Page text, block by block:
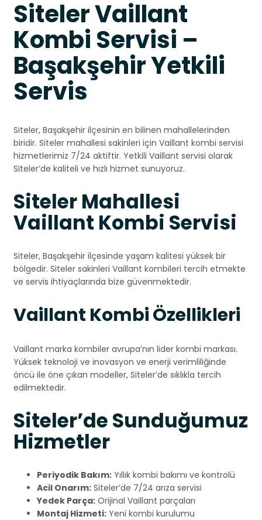
Siteler Vaillant
Kombi Servisi –
Başakşehir Yetkili
Servis
Siteler, Başakşehir ilçesinin en bilinen mahallelerinden
biridir. Siteler mahallesi sakinleri için Vaillant kombi servisi
hizmetlerimiz 7/24 aktiftir. Yetkili Vaillant servisi olarak
Siteler’de kaliteli ve hızlı hizmet sunuyoruz.
Siteler Mahallesi
Vaillant Kombi Servisi
Siteler, Başakşehir ilçesinde yaşam kalitesi yüksek bir
bölgedir. Siteler sakinleri Vaillant kombileri tercih etmekte
ve servis ihtiyaçlarında bize güvenmektedir.
Vaillant Kombi Özellikleri
Vaillant marka kombiler avrupa’nın lider kombi markası.
Yüksek teknoloji ve inovasyon ve enerji verimliliğinde
öncü ile öne çıkan modeller, Siteler’de sıklıkla tercih
edilmektedir.
Siteler’de Sunduğumuz
Hizmetler
Periyodik Bakım: Yıllık kombi bakımı ve kontrolü
Acil Onarım: Siteler’de 7/24 arıza servisi
Yedek Parça: Orijinal Vaillant parçaları
Montaj Hizmeti: Yeni kombi kurulumu